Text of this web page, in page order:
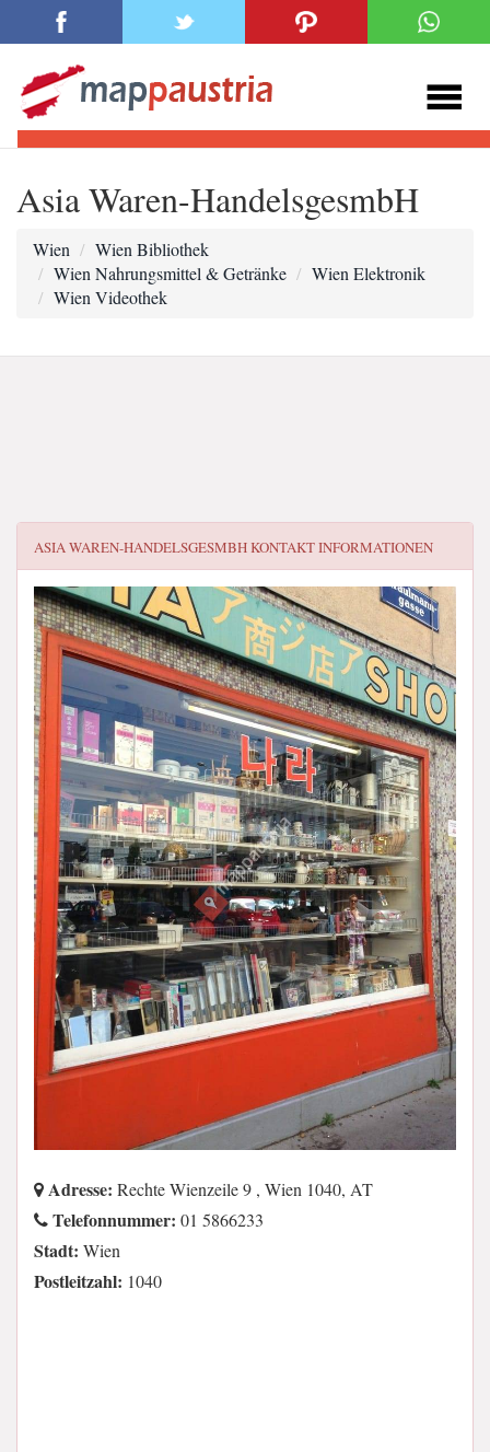
Asia Waren-HandelsgesmbH
Wien
Wien Bibliothek
Wien Nahrungsmittel & Getränke
Wien Elektronik
Wien Videothek
ASIA WAREN-HANDELSGESMBHKONTAKT INFORMATIONEN
Adresse: Rechte Wienzeile 9 , Wien 1040, AT
Telefonnummer: 01 5866233
Stadt: Wien
Postleitzahl: 1040